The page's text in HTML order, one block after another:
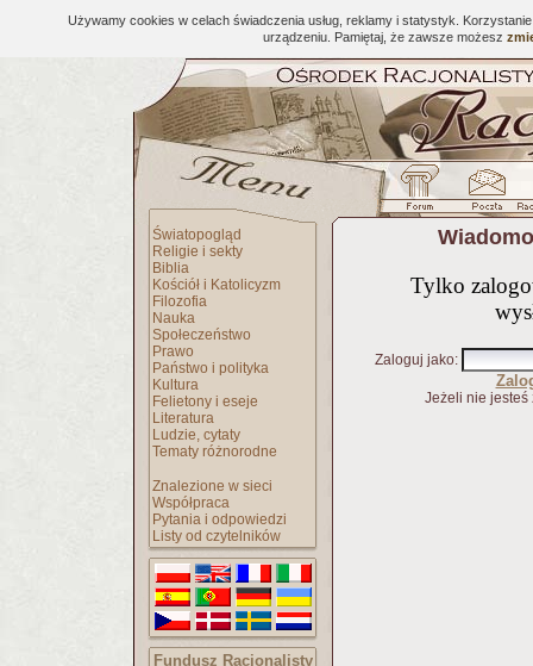
Używamy cookies w celach świadczenia usług, reklamy i statystyk.
urządzeniu. Pamiętaj, że zawsze możesz
Światopogląd
Religie i sekty
Biblia
Kościół i Katolicyzm
Filozofia
Nauka
Społeczeństwo
Prawo
Państwo i polityka
Kultura
Felietony i eseje
Literatura
Ludzie, cytaty
Tematy różnorodne
Znalezione w sieci
Współpraca
Pytania i odpowiedzi
Listy od czytelników
Fundusz Racjonalisty
Tylko
Zaloguj jako:
Jeżeli nie